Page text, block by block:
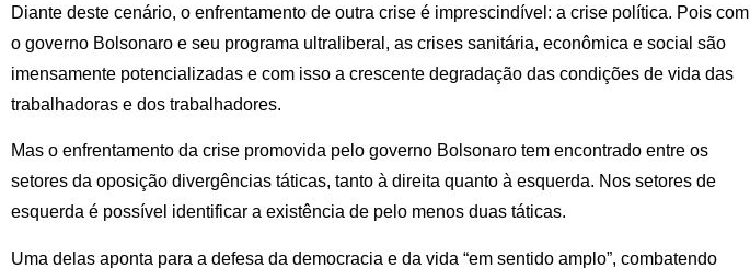
Diante deste cenário, o enfrentamento de outra crise é imprescindível: a crise política. Pois com
o governo Bolsonaro e seu programa ultraliberal, as crises sanitária, econômica e social são
imensamente potencializadas e com isso a crescente degradação das condições de vida das
trabalhadoras e dos trabalhadores.
Mas o enfrentamento da crise promovida pelo governo Bolsonaro tem encontrado entre os
setores da oposição divergências táticas, tanto à direita quanto à esquerda. Nos setores de
esquerda é possível identificar a existência de pelo menos duas táticas.
Uma delas aponta para a defesa da democracia e da vida “em sentido amplo”, combatendo